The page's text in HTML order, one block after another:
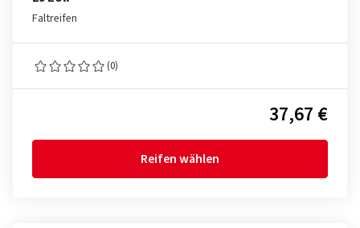
Faltreifen
(0)
37,67 €
Reifen wählen